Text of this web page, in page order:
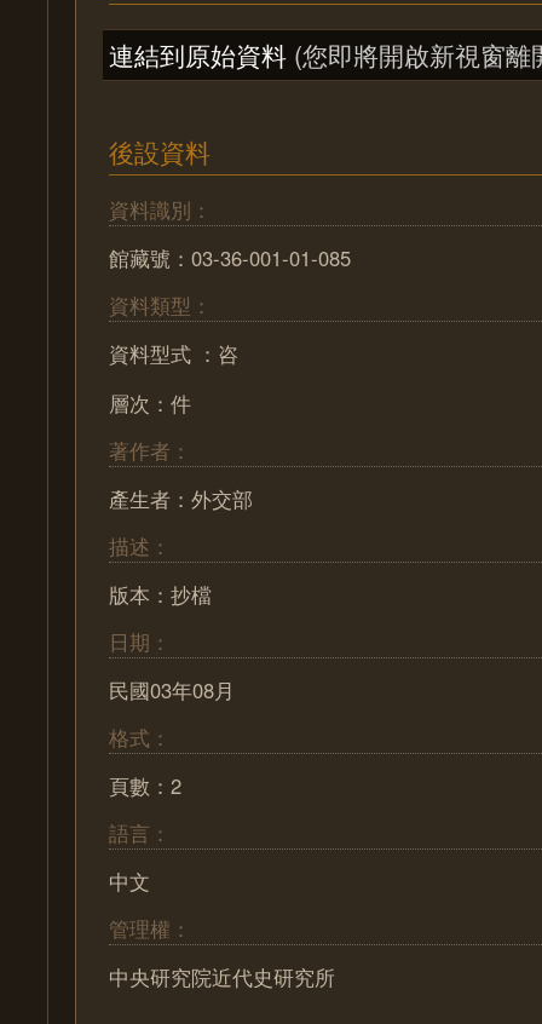
連結到原始資料 (您即將開啟新視窗離
後設資料
資料識別：
館藏號：03-36-001-01-085
資料類型：
資料型式 ：咨
層次：件
著作者：
產生者：外交部
描述：
版本：抄檔
日期：
民國03年08月
格式：
頁數：2
語言：
中文
管理權：
中央研究院近代史研究所